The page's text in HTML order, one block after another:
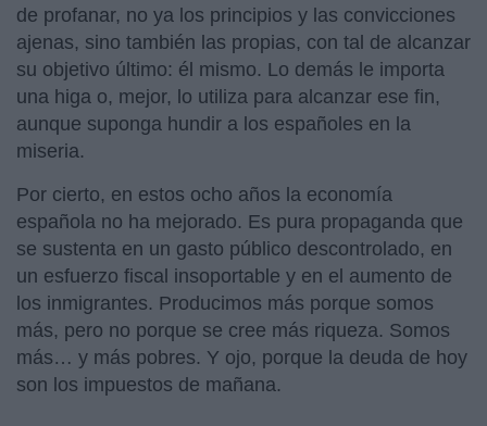
de profanar, no ya los principios y las convicciones
ajenas, sino también las propias, con tal de alcanzar
su objetivo último: él mismo. Lo demás le importa
una higa o, mejor, lo utiliza para alcanzar ese fin,
aunque suponga hundir a los españoles en la
miseria.
Por cierto, en estos ocho años la economía
española no ha mejorado. Es pura propaganda que
se sustenta en un gasto público descontrolado, en
un esfuerzo fiscal insoportable y en el aumento de
los inmigrantes. Producimos más porque somos
más, pero no porque se cree más riqueza. Somos
más… y más pobres. Y ojo, porque la deuda de hoy
son los impuestos de mañana.